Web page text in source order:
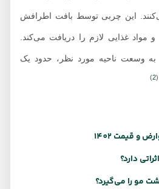
این چربی توسط بافت اطرافش
غذایی لازم را دریافت می‌کند.
ناحیه مورد نظر، حدود یک
1402
را می‌گیرد؟